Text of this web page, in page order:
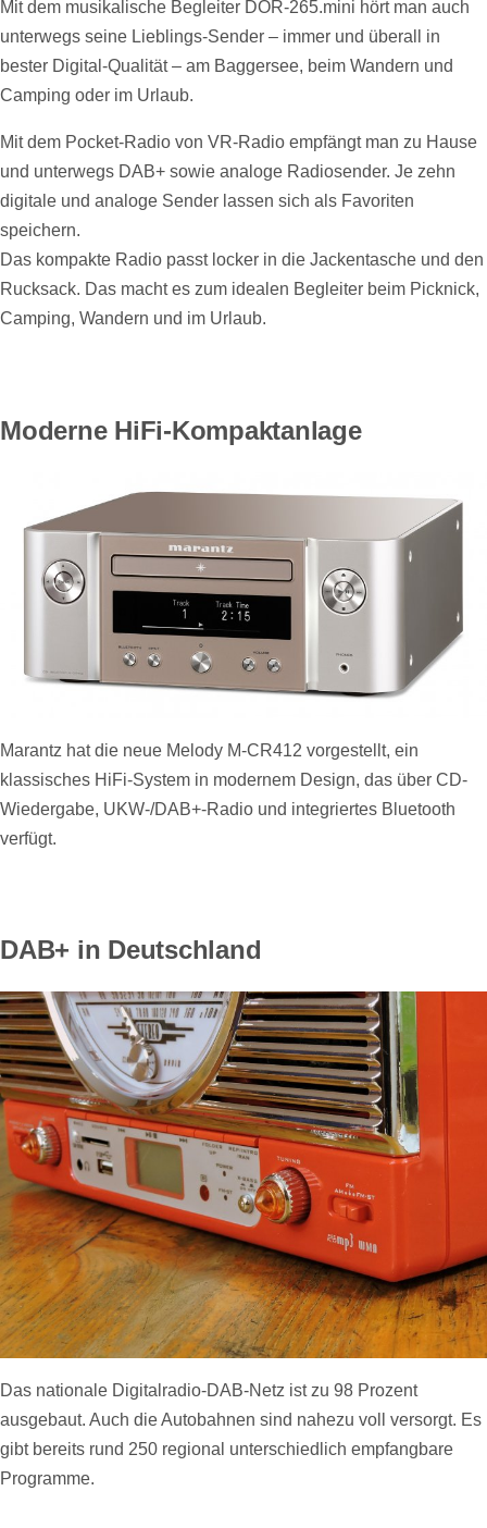
Mit dem musikalische Begleiter DOR-265.mini hört man auch
unterwegs seine Lieblings-Sender – immer und überall in
bester Digital-Qualität – am Baggersee, beim Wandern und
Camping oder im Urlaub.
Mit dem Pocket-Radio von VR-Radio empfängt man zu Hause
und unterwegs DAB+ sowie analoge Radiosender. Je zehn
digitale und analoge Sender lassen sich als Favoriten
speichern.
Das kompakte Radio passt locker in die Jackentasche und den
Rucksack. Das macht es zum idealen Begleiter beim Picknick,
Camping, Wandern und im Urlaub.
Moderne HiFi-Kompaktanlage
Marantz hat die neue Melody M-CR412 vorgestellt, ein
klassisches HiFi-System in modernem Design, das über CD-
Wiedergabe, UKW-/DAB+-Radio und integriertes Bluetooth
verfügt.
DAB+ in Deutschland
Das nationale Digitalradio-DAB-Netz ist zu 98 Prozent
ausgebaut. Auch die Autobahnen sind nahezu voll versorgt. Es
gibt bereits rund 250 regional unterschiedlich empfangbare
Programme.